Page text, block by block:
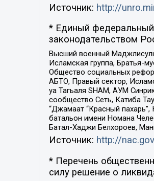
Источник: http://
* Единый федеральный
законодательством
Высший военный
Исламская группа, Братья-
Общество социальных
АБТО, Правый сектор,
уа Тагьаля SHAM, АУМ
сообщество Сеть, Катиба
“Джамаат “Красный
батальон имени Номана
Батал-Хаджи Белхороев,
Источник: http://
* Перечень
силу решение о